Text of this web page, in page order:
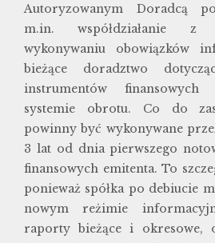
Autoryzowanym Doradcą
m.in. współdziałanie z
wykonywaniu obowiązków
bieżące doradztwo
instrumentów
systemie obrotu. Co do
powinny być wykonywane
3 lat od dnia pierwszego
finansowych emitenta. To
ponieważ spółka po debiucie
nowym reżimie
raporty bieżące i okresowe,